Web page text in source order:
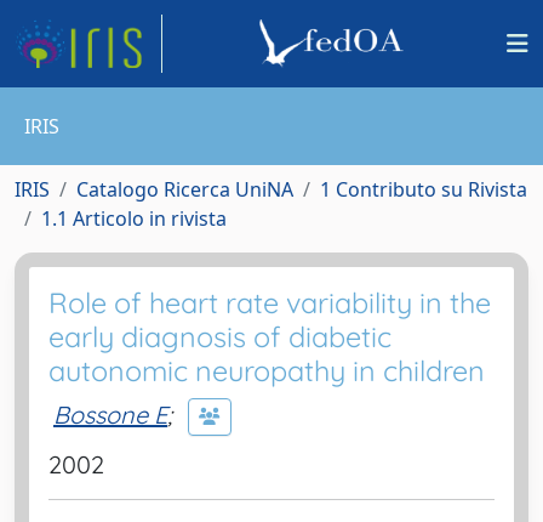
IRIS
IRIS Catalogo Ricerca UniNA
1 Contributo su Rivista
1.1 Articolo in rivista
Role of heart rate variability in the
early diagnosis of diabetic
autonomic neuropathy in children
Bossone E;
2002